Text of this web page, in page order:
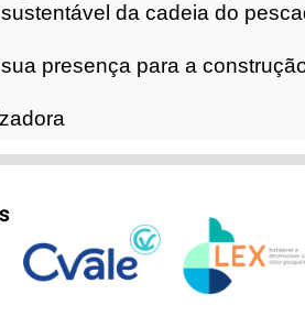
da cadeia do
presença para a